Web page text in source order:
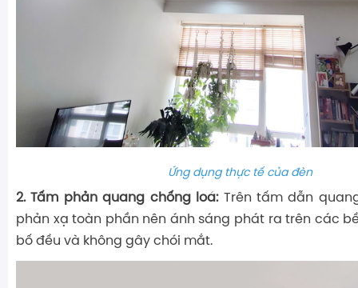
Ứng dụng thực tế của đèn
2. Tấm phản quang chống loá:Trên tấm dẫn
phản xạ toàn phần nên ánh sáng phát ra trên các
bố đều và không gây chói mắt.